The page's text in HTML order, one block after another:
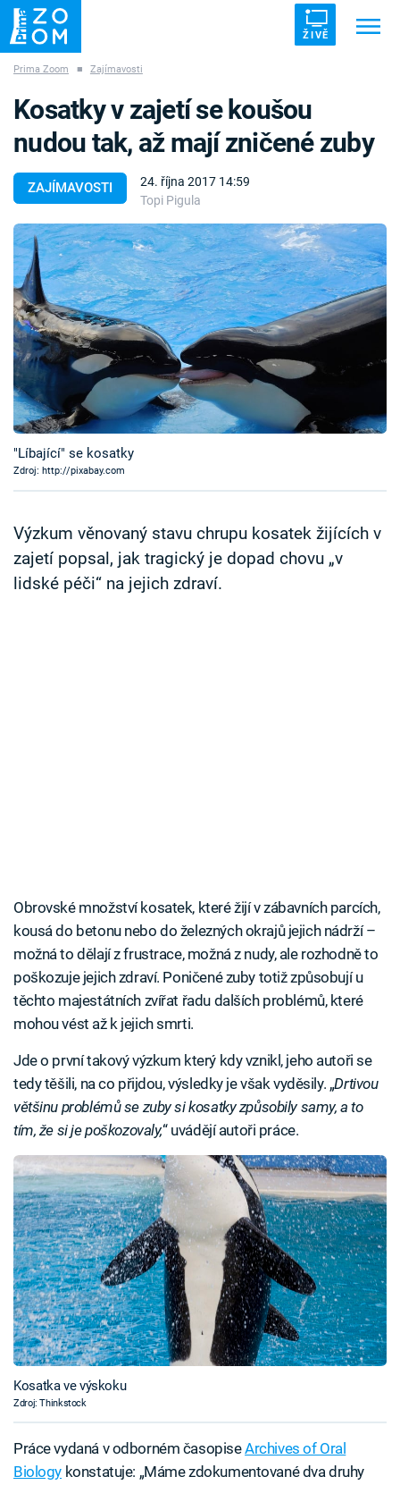
ŽIVĚ
ZÁHADY VETŘELCI DÁVNOVĚKU
Témata
Témata
Pořady
TV Program
Časopis
Sledujte prima+
Sledujte nás
Prima Zoom ■ Zajímavosti
ZAJÍMAVOSTI
24. října 2017 14:59
Topi Pigula
Kosatky v zajetí se koušou
nudou tak, až mají zničené zuby
"Líbající" se kosatky
Zdroj: http://pixabay.com
Výzkum věnovaný stavu chrupu kosatek žijících v
zajetí popsal, jak tragický je dopad chovu „v
lidské péči“ na jejich zdraví.
Obrovské množství kosatek, které žijí v zábavních parcích,
kousá do betonu nebo do železných okrajů jejich nádrží –
možná to dělají z frustrace, možná z nudy, ale rozhodně to
poškozuje jejich zdraví. Poničené zuby totiž způsobují u
těchto majestátních zvířat řadu dalších problémů, které
mohou vést až k jejich smrti.
Jde o první takový výzkum který kdy vznikl, jeho autoři se
tedy těšili, na co přijdou, výsledky je však vyděsily. „Drtivou
většinu problémů se zuby si kosatky způsobily samy, a to
tím, že si je poškozovaly,“ uvádějí autoři práce.
Kosatka ve výskoku
Zdroj: Thinkstock
Práce vydaná v odborném časopiseArchives of Oral
Biology konstatuje: „Máme zdokumentované dva druhy